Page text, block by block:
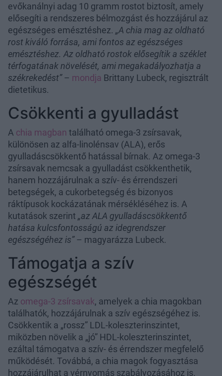
evőkanálnyi adag 10 gramm rostot biztosít, amely
elősegíti a rendszeres bélmozgást és hozzájárul az
egészséges emésztéshez. „A chia mag az oldható
rost kiváló forrása, ami fontos az egészséges
emésztéshez. Az oldható rostok elősegítik a széklet
térfogatának növelését, ami megakadályozhatja a
székrekedést”– mondja Brittany Lubeck, regisztrált
dietetikus.
Csökkenti a gyulladást
A chia magban található omega-3 zsírsavak,
különösen az alfa-linolénsav (ALA), erős
gyulladáscsökkentő hatással bírnak. Az omega-3
zsírsavak nemcsak a gyulladást csökkenthetik,
hanem hozzájárulnak a szív- és érrendszeri
betegségek, a cukorbetegség és bizonyos
ráktípusok kockázatának mérsékléséhez is. A
kutatások szerint „az ALA gyulladáscsökkentő
hatása kulcsfontosságú az idegrendszer
egészségéhez is”– magyarázza Lubeck.
Támogatja a szív
egészségét
Az omega-3 zsírsavak, amelyek a chia magokban
találhatók, hozzájárulnak a szív egészségéhez is.
Csökkentik a „rossz” LDL-koleszterinszintet,
miközben növelik a „jó” HDL-koleszterinszintet,
ezáltal támogatva a szív- és érrendszer megfelelő
működését. Továbbá, a chia magok fogyasztása
hozzájárulhat a vérnyomás szabályozásához is.